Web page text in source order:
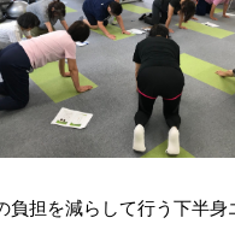
負担を減らして行う下半身